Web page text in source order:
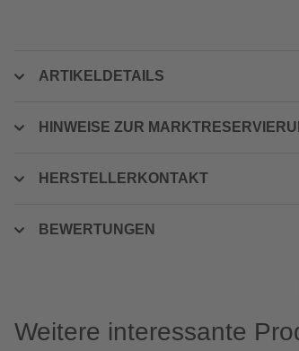
ARTIKELDETAILS
HINWEISE ZUR
HERSTELLERKONTAKT
BEWERTUNGEN
Weitere interessante